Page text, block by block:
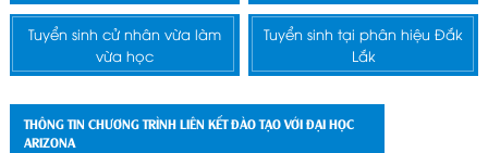
Tuyển sinh cử nhân vừa làm
vừa học
Tuyển sinh tại phân hiệu Đắk
Lắk
THÔNG TIN CHƯƠNG TRÌNH LIÊN KẾT ĐÀO TẠO VỚI ĐẠI HỌC
ARIZONA